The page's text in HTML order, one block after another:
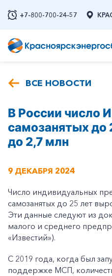
+7-800-700-24-57
ВСЕ НОВОСТИ
В России число
самозанятых до
до 2,7 млн
9 ДЕКАБРЯ 2024
Число индивидуальных
самозанятых до 25 лет
Эти данные следуют из
малого и среднего
«Известий»).
С 2019 года, когда был
поддержке МСП,